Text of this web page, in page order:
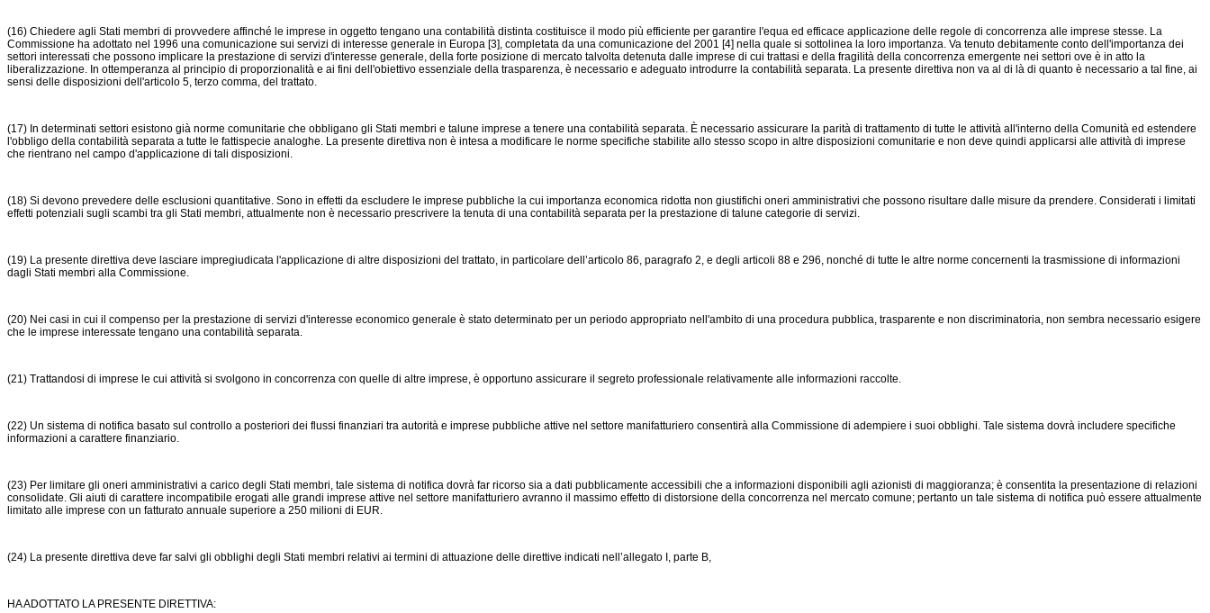
(16) Chiedere agli Stati membri di provvedere affinché le imprese in oggetto tengano una contabilità distinta costituisce il modo più efficiente per garantire l'equa ed efficace applicazione delle regole di concorrenza alle imprese stesse. La
Commissione ha adottato nel 1996 una comunicazione sui servizi di interesse generale in Europa [3], completata da una comunicazione del 2001 [4] nella quale si sottolinea la loro importanza. Va tenuto debitamente conto dell'importanza dei
settori interessati che possono implicare la prestazione di servizi d'interesse generale, della forte posizione di mercato talvolta detenuta dalle imprese di cui trattasi e della fragilità della concorrenza emergente nei settori ove è in atto la
liberalizzazione. In ottemperanza al principio di proporzionalità e ai fini dell'obiettivo essenziale della trasparenza, è necessario e adeguato introdurre la contabilità separata. La presente direttiva non va al di là di quanto è necessario a tal fine, ai
sensi delle disposizioni dell'articolo 5, terzo comma, del trattato.
(17) In determinati settori esistono già norme comunitarie che obbligano gli Stati membri e talune imprese a tenere una contabilità separata. È necessario assicurare la parità di trattamento di tutte le attività all'interno della Comunità ed estendere
l'obbligo della contabilità separata a tutte le fattispecie analoghe. La presente direttiva non è intesa a modificare le norme specifiche stabilite allo stesso scopo in altre disposizioni comunitarie e non deve quindi applicarsi alle attività di imprese
che rientrano nel campo d'applicazione di tali disposizioni.
(18) Si devono prevedere delle esclusioni quantitative. Sono in effetti da escludere le imprese pubbliche la cui importanza economica ridotta non giustifichi oneri amministrativi che possono risultare dalle misure da prendere. Considerati i limitati
effetti potenziali sugli scambi tra gli Stati membri, attualmente non è necessario prescrivere la tenuta di una contabilità separata per la prestazione di talune categorie di servizi.
(19) La presente direttiva deve lasciare impregiudicata l'applicazione di altre disposizioni del trattato, in particolare dell’articolo 86, paragrafo 2, e degli articoli 88 e 296, nonché di tutte le altre norme concernenti la trasmissione di informazioni
dagli Stati membri alla Commissione.
(20) Nei casi in cui il compenso per la prestazione di servizi d'interesse economico generale è stato determinato per un periodo appropriato nell'ambito di una procedura pubblica, trasparente e non discriminatoria, non sembra necessario esigere
che le imprese interessate tengano una contabilità separata.
(21) Trattandosi di imprese le cui attività si svolgono in concorrenza con quelle di altre imprese, è opportuno assicurare il segreto professionale relativamente alle informazioni raccolte.
(22) Un sistema di notifica basato sul controllo a posteriori dei flussi finanziari tra autorità e imprese pubbliche attive nel settore manifatturiero consentirà alla Commissione di adempiere i suoi obblighi. Tale sistema dovrà includere specifiche
informazioni a carattere finanziario.
(23) Per limitare gli oneri amministrativi a carico degli Stati membri, tale sistema di notifica dovrà far ricorso sia a dati pubblicamente accessibili che a informazioni disponibili agli azionisti di maggioranza; è consentita la presentazione di relazioni
consolidate. Gli aiuti di carattere incompatibile erogati alle grandi imprese attive nel settore manifatturiero avranno il massimo effetto di distorsione della concorrenza nel mercato comune; pertanto un tale sistema di notifica può essere attualmente
limitato alle imprese con un fatturato annuale superiore a 250 milioni di EUR.
(24) La presente direttiva deve far salvi gli obblighi degli Stati membri relativi ai termini di attuazione delle direttive indicati nell’allegato I, parte B,
HA ADOTTATO LA PRESENTE DIRETTIVA: